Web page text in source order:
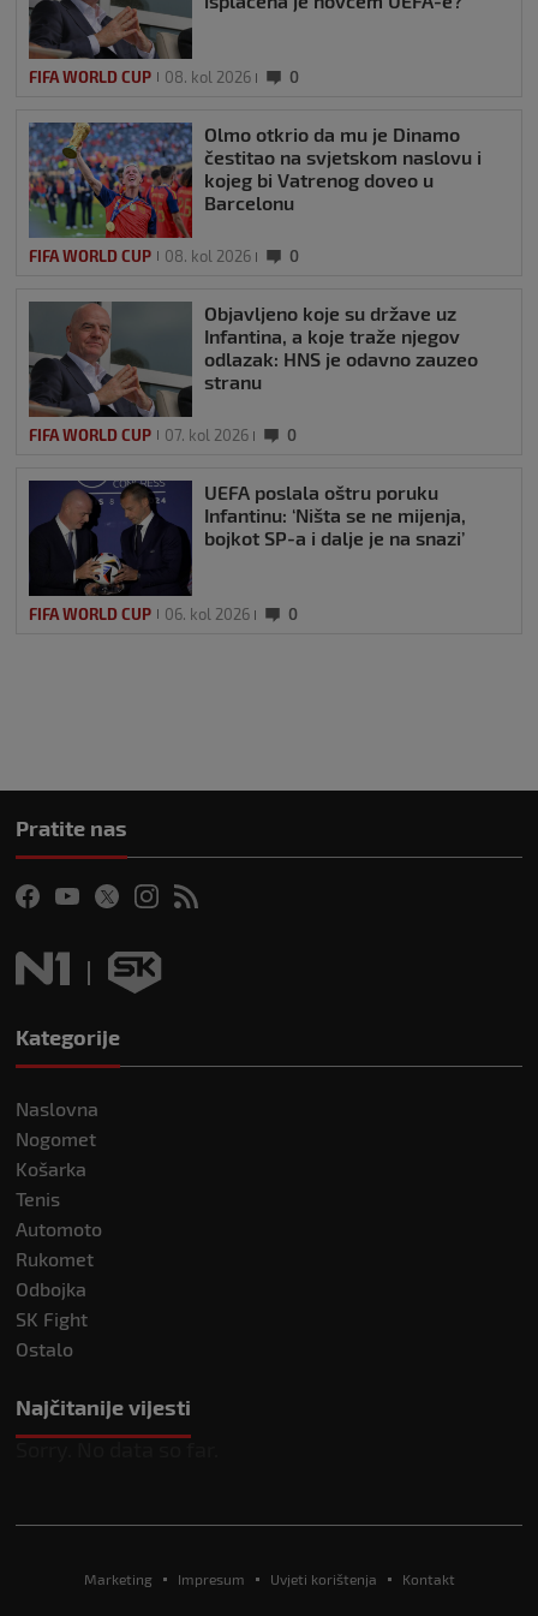
FIFA WORLD CUP 08. kol 2026 0
Olmo otkrio da mu je Dinamo
čestitao na svjetskom naslovu i
kojeg bi Vatrenog doveo u
Barcelonu
FIFA WORLD CUP 08. kol 2026 0
Objavljeno koje su države uz
Infantina, a koje traže njegov
odlazak: HNS je odavno zauzeo
stranu
FIFA WORLD CUP 07. kol 2026 0
UEFA poslala oštru poruku
Infantinu: ‘Ništa se ne mijenja,
bojkot SP-a i dalje je na snazi’
FIFA WORLD CUP 06. kol 2026 0
Pratite nas
Kategorije
Naslovna
Nogomet
Košarka
Tenis
Automoto
Rukomet
Odbojka
SK Fight
Ostalo
Najčitanije vijesti
Marketing Impresum Uvjeti korištenja Kontakt